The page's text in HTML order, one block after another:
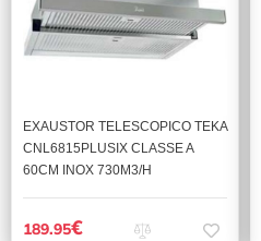
EXAUSTOR TELESCOPICO TEKA
CNL6815PLUSIX CLASSE A
60CM INOX 730M3/H
189.95€